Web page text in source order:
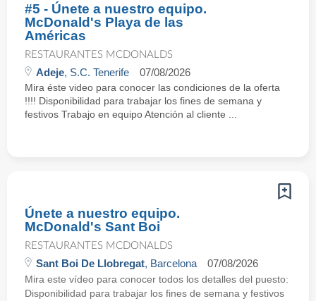
#5 - Únete a nuestro equipo.
McDonald's Playa de las
Américas
RESTAURANTES MCDONALDS
Adeje, S.C. Tenerife 07/08/2026
Mira éste video para conocer las condiciones de la oferta
!!!! Disponibilidad para trabajar los fines de semana y
festivos Trabajo en equipo Atención al cliente ...
Únete a nuestro equipo.
McDonald's Sant Boi
RESTAURANTES MCDONALDS
Sant Boi De Llobregat, Barcelona 07/08/2026
Mira este vídeo para conocer todos los detalles del puesto:
Disponibilidad para trabajar los fines de semana y festivos